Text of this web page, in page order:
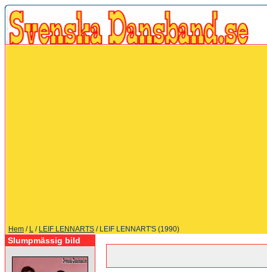
Hem / L / LEIF LENNARTS / LEIF LENNART'S (1990)
Slumpmässig bild